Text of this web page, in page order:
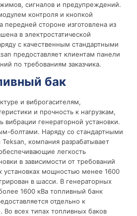
сигналов и предупреждений.
контроля и кнопкой
передней стороне изготовлена из
в электростатической
с качественным стандартными
предоставляет клиентам панели
по требованиям заказчика.
бак
и виброгасителям,
и прочность к нагрузкам,
вибрации генераторной установки.
болтами. Наряду со стандартными
компания разрабатывает
легкость
в зависимости от требований
установках мощностью менее 1600
в шасси. В генераторных
1600 кВа топливный банк
отдельно к
Во всех типах топливных баков